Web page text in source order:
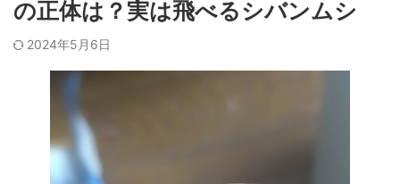
の正体は？実は飛べるシバンムシ
2024年5月6日